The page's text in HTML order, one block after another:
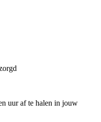
uur af te halen in jouw